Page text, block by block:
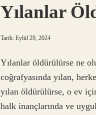
Yılanlar
Tarih: Eylül 29, 2024
Yılanlar öldürülürse ne
coğrafyasında yılan,
yılan öldürülürse, o ev
halk inançlarında ve